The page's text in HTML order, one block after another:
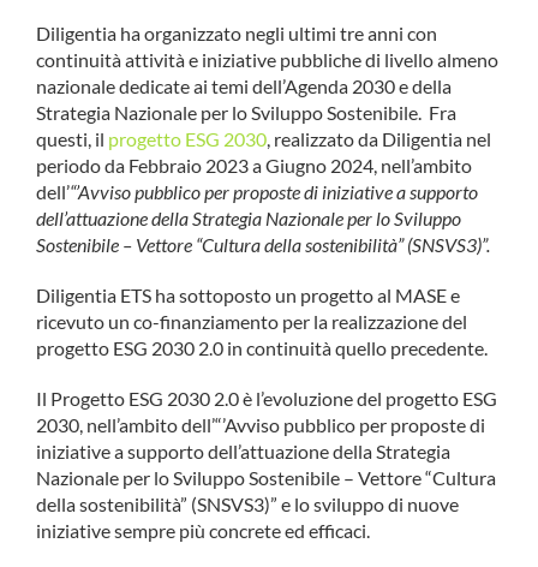
Diligentia ha organizzato negli ultimi tre anni con
continuità attività e iniziative pubbliche di livello almeno
nazionale dedicate ai temi dell’Agenda 2030 e della
Strategia Nazionale per lo Sviluppo Sostenibile. Fra
questi, il progetto ESG 2030 , realizzato da Diligentia nel
periodo da Febbraio 2023 a Giugno 2024, nell’ambito
dell’“’Avviso pubblico per proposte di iniziative a supporto
dell’attuazione della Strategia Nazionale per lo Sviluppo
Sostenibile – Vettore “Cultura della sostenibilità” (SNSVS3)”.
Diligentia ETS ha sottoposto un progetto al MASE e
ricevuto un co-finanziamento per la realizzazione del
progetto ESG 2030 2.0 in continuità quello precedente.
Il Progetto ESG 2030 2.0 è l’evoluzione del progetto ESG
2030, nell’ambito dell’“’Avviso pubblico per proposte di
iniziative a supporto dell’attuazione della Strategia
Nazionale per lo Sviluppo Sostenibile – Vettore “Cultura
della sostenibilità” (SNSVS3)” e lo sviluppo di nuove
iniziative sempre più concrete ed efficaci.